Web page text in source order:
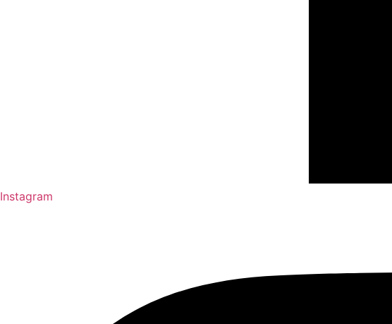
Instagram